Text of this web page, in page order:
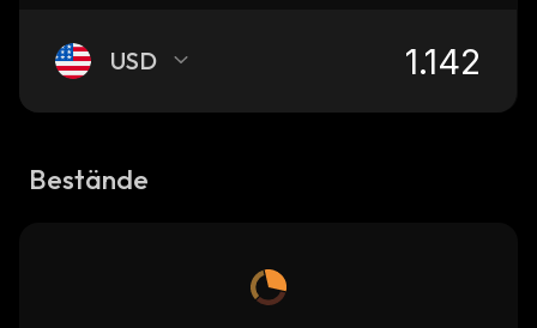
USD
Bestände